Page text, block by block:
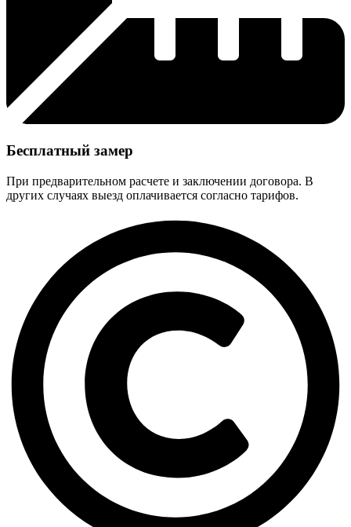
Бесплатный замер
При предварительном расчете и заключении договора. В
других случаях выезд оплачивается согласно тарифов.